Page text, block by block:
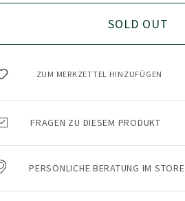
SOLD OUT
ZUM MERKZETTEL HINZUFÜGEN
FRAGEN ZU DIESEM PRODUKT
PERSÖNLICHE BERATUNG IM STORE